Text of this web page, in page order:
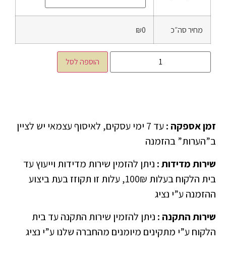
מחיר סה״כ ₪0
הוספה לסל
זמן אספקה :
עד 7 ימי עסקים, לאיסוף עצמאי יש לציין
ב”הערות” בהזמנה
שירות מדידות: ניתן להזמין שירות מדידות וייעוץ עד
בית הלקוח בעלות 100₪, עלות זו תקוזז בעת ביצוע
ההזמנה ע”י נציג
שירות התקנה : ניתן להזמין שירות התקנה עד בית
הלקוח ע”י מתקינים מיומנים מהחברה שלנו ע”י נציג